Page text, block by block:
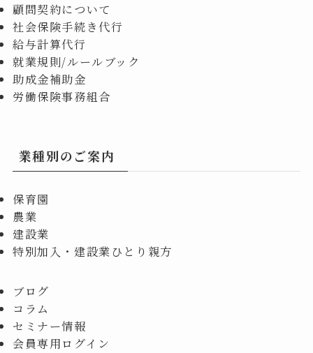
顧問契約について
社会保険手続き代行
給与計算代行
就業規則/ルールブック
助成金補助金
労働保険事務組合
業種別のご案内
保育園
農業
建設業
特別加入・建設業ひとり親方
ブログ
コラム
セミナー情報
会員専用ログイン